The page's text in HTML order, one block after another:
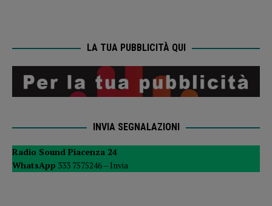
LA TUA PUBBLICITÀ QUI
INVIA SEGNALAZIONI
Radio Sound Piacenza 24
WhatsApp 333 7575246 – Invia